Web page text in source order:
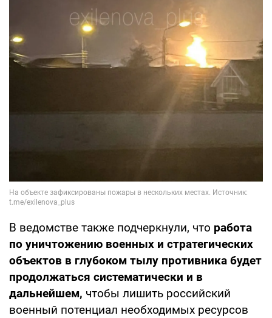
В ведомстве также подчеркнули, что работа
по уничтожению военных и стратегических
объектов в глубоком тылу противника будет
продолжаться систематически и в
дальнейшем, чтобы лишить российский
военный потенциал необходимых ресурсов